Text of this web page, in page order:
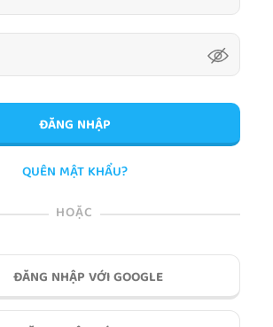
ĐĂNG NHẬP
QUÊN MẬT KHẨU?
HOẶC
ĐĂNG NHẬP VỚI GOOGLE